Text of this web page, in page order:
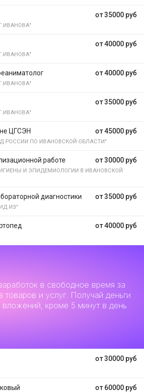
от 35000 руб
от 40000 руб
от 40000 руб
от 35000 руб
от 45000 руб
ЦГСЭН
РОССИИ ПО ИВАНОВСКОЙ ОБЛАСТИ"
от 30000 руб
работе
И ЭПИДЕМИОЛОГИИ В ИВАНОВСКОЙ
от 35000 руб
диагностики
ИЗ"
от 40000 руб
в свободное время за
товаров и услуг. Получай деньги
вложений, кроме 5 минут в день
от 30000 руб
от 60000 руб